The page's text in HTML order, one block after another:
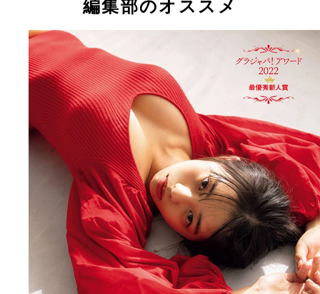
編集部のオススメ